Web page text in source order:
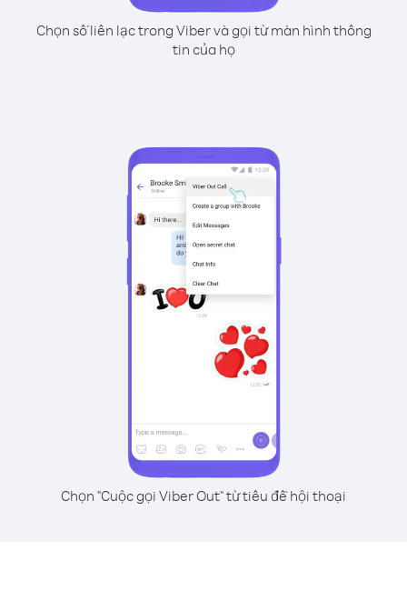
Chọn số liên lạc trong Viber và gọi từ màn hình thông
tin của họ
Chọn "Cuộc gọi Viber Out" từ tiêu đề hội thoại